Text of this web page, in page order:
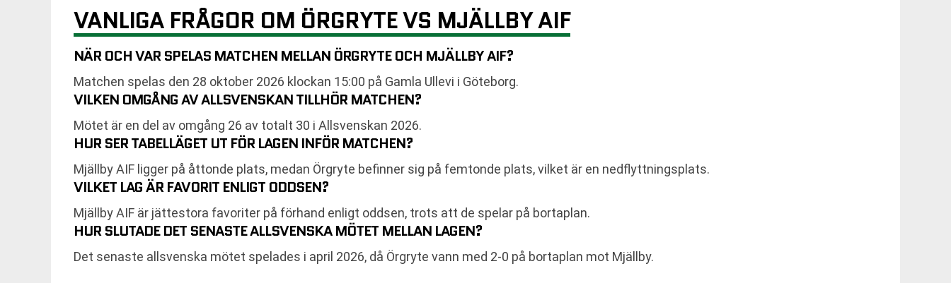
VANLIGA FRÅGOR OM ÖRGRYTE VS MJÄLLBY AIF
NÄR OCH VAR SPELAS MATCHEN MELLAN ÖRGRYTE OCH MJÄLLBY AIF?
Matchen spelas den 28 oktober 2026 klockan 15:00 på Gamla Ullevi i Göteborg.
VILKEN OMGÅNG AV ALLSVENSKAN TILLHÖR MATCHEN?
Mötet är en del av omgång 26 av totalt 30 i Allsvenskan 2026.
HUR SER TABELLÄGET UT FÖR LAGEN INFÖR MATCHEN?
Mjällby AIF ligger på åttonde plats, medan Örgryte befinner sig på femtonde plats, vilket är en nedflyttningsplats.
VILKET LAG ÄR FAVORIT ENLIGT ODDSEN?
Mjällby AIF är jättestora favoriter på förhand enligt oddsen, trots att de spelar på bortaplan.
HUR SLUTADE DET SENASTE ALLSVENSKA MÖTET MELLAN LAGEN?
Det senaste allsvenska mötet spelades i april 2026, då Örgryte vann med 2-0 på bortaplan mot Mjällby.